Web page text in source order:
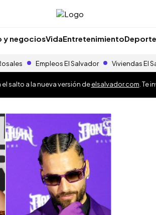
y negociosVidaEntretenimiento
Empleos El Salvador Viviendas El
salto a la nueva versión deelsalvador.com . Te